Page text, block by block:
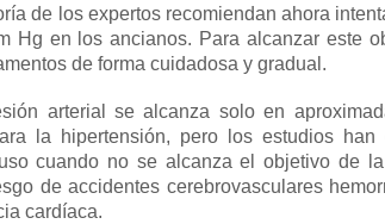
de los expertos recomiendan ahora
Hg en los ancianos. Para alcanzar este
de forma cuidadosa y gradual.
arterial se alcanza solo en
la hipertensión, pero los estudios han
cuando no se alcanza el objetivo de la
de accidentes cerebrovasculares
cardíaca.